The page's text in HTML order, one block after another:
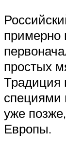
примерно
простых
Традиция
специями
уже
Европы.